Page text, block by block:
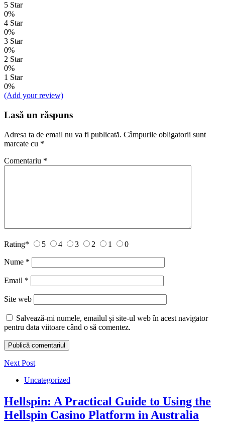
5 Star
0%
4 Star
0%
3 Star
0%
2 Star
0%
1 Star
0%
(Add your review)
Lasă un răspuns
Adresa ta de email nu va fi publicată. Câmpurile obligatorii sunt
marcate cu *
Comentariu *
Rating* 5 4 3 2 1 0
Nume *
Email *
Site web
Salvează-mi numele, emailul și site-ul web în acest navigator
pentru data viitoare când o să comentez.
Next Post
Uncategorized
Hellspin: A Practical Guide to Using the
Hellspin Casino Platform in Australia